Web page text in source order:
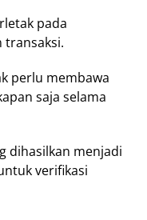
pada
transaksi.
perlu membawa
saja selama
dihasilkan menjadi
verifikasi